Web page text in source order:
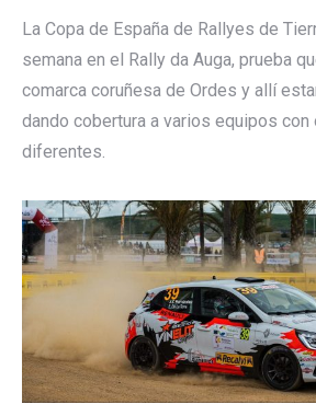
La Copa de España de Rallyes de
semana en el Rally da Auga, prueba
comarca coruñesa de Ordes y allí
dando cobertura a varios equipos con
diferentes.